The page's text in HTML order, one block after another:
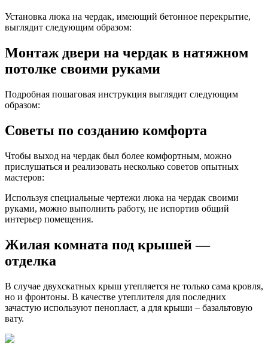
Установка люка на чердак, имеющий бетонное перекрытие,
выглядит следующим образом:
Монтаж двери на чердак в натяжном
потолке своими руками
Подробная пошаговая инструкция выглядит следующим
образом:
Советы по созданию комфорта
Чтобы выход на чердак был более комфортным, можно
прислушаться и реализовать несколько советов опытных
мастеров:
Используя специальные чертежи люка на чердак своими
руками, можно выполнить работу, не испортив общий
интерьер помещения.
Жилая комната под крышей —
отделка
В случае двухскатных крыш утепляется не только сама кровля,
но и фронтоны. В качестве утеплителя для последних
зачастую используют пенопласт, а для крыши – базальтовую
вату.